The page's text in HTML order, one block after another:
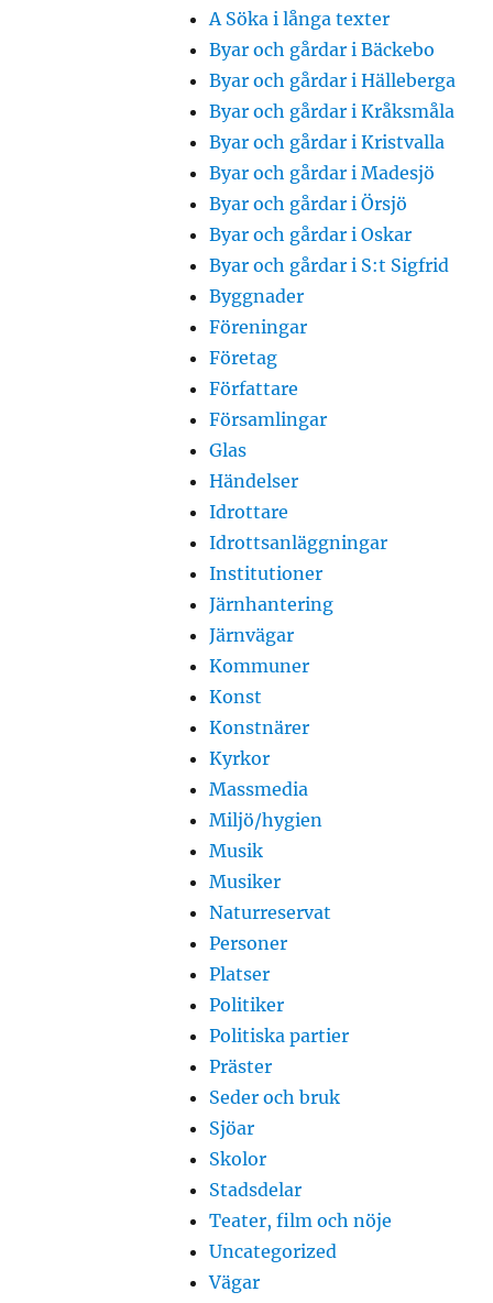
A Söka i långa texter
Byar och gårdar i Bäckebo
Byar och gårdar i Hälleberga
Byar och gårdar i Kråksmåla
Byar och gårdar i Kristvalla
Byar och gårdar i Madesjö
Byar och gårdar i Örsjö
Byar och gårdar i Oskar
Byar och gårdar i S:t Sigfrid
Byggnader
Föreningar
Företag
Författare
Församlingar
Glas
Händelser
Idrottare
Idrottsanläggningar
Institutioner
Järnhantering
Järnvägar
Kommuner
Konst
Konstnärer
Kyrkor
Massmedia
Miljö/hygien
Musik
Musiker
Naturreservat
Personer
Platser
Politiker
Politiska partier
Präster
Seder och bruk
Sjöar
Skolor
Stadsdelar
Teater, film och nöje
Uncategorized
Vägar